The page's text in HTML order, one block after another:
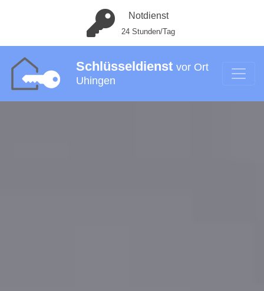
Notdienst
24 Stunden/Tag
Schlüsseldienst vor Ort
Uhingen